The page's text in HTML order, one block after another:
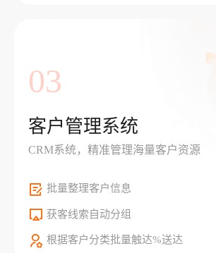
03
客户管理系统
CRM系统，精准管理海量客户资源
批量整理客户信息
获客线索自动分组
根据客户分类批量触达%送达